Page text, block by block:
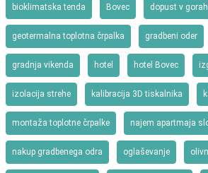
bioklimatska tenda Bovec dopust v gorah
geotermalna toplotna črpalka gradbeni oder
gradnja vikenda hotel hotel Bovec
izolacija strehe kalibracija 3D tiskalnika
montaža toplotne črpalke najem apartmaja
nakup gradbenega odra oglaševanje